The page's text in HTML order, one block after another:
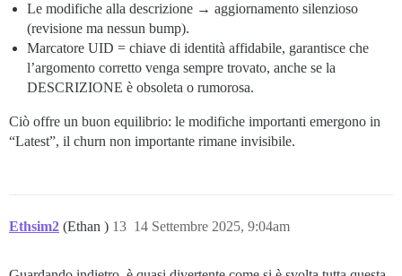
Le modifiche alla descrizione → aggiornamento silenzioso
(revisione ma nessun bump).
Marcatore UID = chiave di identità affidabile, garantisce che
l’argomento corretto venga sempre trovato, anche se la
DESCRIZIONE è obsoleta o rumorosa.
Ciò offre un buon equilibrio: le modifiche importanti emergono in
“Latest”, il churn non importante rimane invisibile.
Ethsim2 (Ethan ) 14 Settembre 2025, 9:04am
13